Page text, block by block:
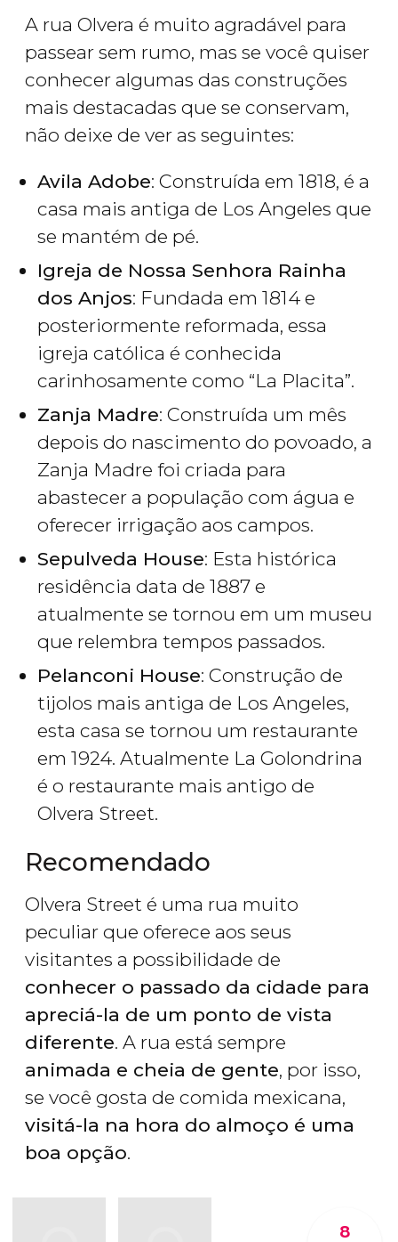
A rua Olvera é muito agradável para
passear sem rumo, mas se você quiser
conhecer algumas das construções
mais destacadas que se conservam,
não deixe de ver as seguintes:
Avila Adobe: Construída em 1818, é a
casa mais antiga de Los Angeles que
se mantém de pé.
Igreja de Nossa Senhora Rainha
dos Anjos: Fundada em 1814 e
posteriormente reformada, essa
igreja católica é conhecida
carinhosamente como “La Placita”.
Zanja Madre: Construída um mês
depois do nascimento do povoado, a
Zanja Madre foi criada para
abastecer a população com água e
oferecer irrigação aos campos.
Sepulveda House: Esta histórica
residência data de 1887 e
atualmente se tornou em um museu
que relembra tempos passados.
Pelanconi House: Construção de
tijolos mais antiga de Los Angeles,
esta casa se tornou um restaurante
em 1924. Atualmente La Golondrina
é o restaurante mais antigo de
Olvera Street.
Recomendado
Olvera Street é uma rua muito
peculiar que oferece aos seus
visitantes a possibilidade de
conhecer o passado da cidade para
apreciá-la de um ponto de vista
diferente. A rua está sempre
animada e cheia de gente, por isso,
se você gosta de comida mexicana,
visitá-la na hora do almoço é uma
boa opção.
8